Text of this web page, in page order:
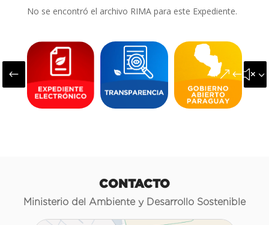
No se encontró el archivo RIMA para este Expediente.
#
CONTACTO
Ministerio del Ambiente y Desarrollo Sostenible